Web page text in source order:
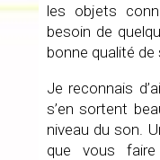
les objets
besoin de
bonne qualité de
Je reconnais
s’en sortent
niveau du son.
que vous